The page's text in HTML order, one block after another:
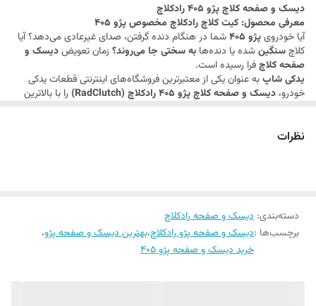
کیفیت و مناسب‌ترین قیمت به شما عزیزان ارائه می‌دهد.
دیسک و صفحه کلاچ پژو 405 رادکلاچ
معرفی محصول: کیت کلاچ رادکلاچ مخصوص پژو 405
آیا خودرویپژو 405
شما در هنگام دنده گرفتن، صدای غیرعادی می‌دهد؟ آیا
کلاچسنگینشده یا دنده‌ها به سختی جا می‌روند؟ زمان تعویضدیسک و
صفحه کلاچفرا رسیده است.
یدکی شاپبه عنوان یکی از معتبرترین فروشگاه‌های اینترنتی قطعات یدکی
خودرو، دیسک و صفحه کلاچ پژو 405 رادکلاچ (RadClutch)
را با بالاترین
نظرات
دسته‌بندی: دیسک و صفحه رادکلاچ
برچسب‌ها :دیسک و صفحه پژو رادکلاچ،بهترین دیسک و صفحه پژو،
خرید دیسک و صفحه پژو 405